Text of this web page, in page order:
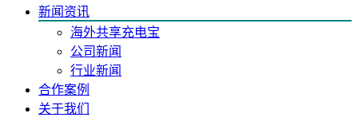
新闻资讯
海外共享充电宝
公司新闻
行业新闻
合作案例
关于我们